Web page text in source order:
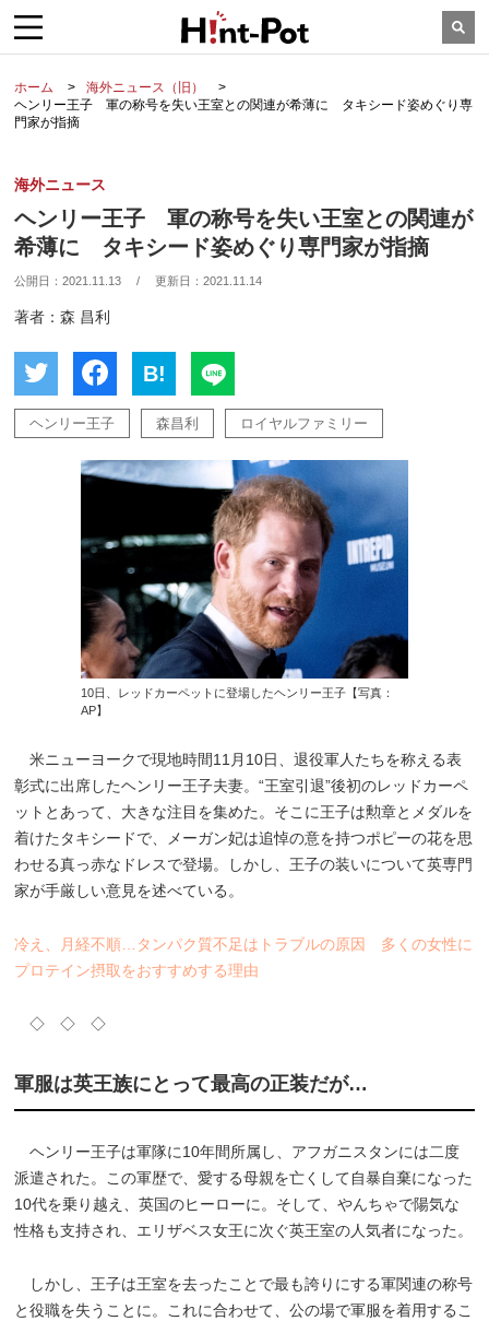
ホーム
海外ニュース（旧）
ヘンリー王子 軍の称号を失い王室との関連が希薄に タキシード姿めぐり専
門家が指摘
海外ニュース
ヘンリー王子 軍の称号を失い王室との関連が
希薄に タキシード姿めぐり専門家が指摘
公開日：2021.11.13 / 更新日：2021.11.14
著者：森 昌利
B!
ヘンリー王子 森昌利 ロイヤルファミリー
10日、レッドカーペットに登場したヘンリー王子【写真：
AP】
米ニューヨークで現地時間11月10日、退役軍人たちを称える表
彰式に出席したヘンリー王子夫妻。“王室引退”後初のレッドカーペ
ットとあって、大きな注目を集めた。そこに王子は勲章とメダルを
着けたタキシードで、メーガン妃は追悼の意を持つポピーの花を思
わせる真っ赤なドレスで登場。しかし、王子の装いについて英専門
家が手厳しい意見を述べている。
冷え、月経不順…タンパク質不足はトラブルの原因 多くの女性に
プロテイン摂取をおすすめする理由
◇ ◇ ◇
軍服は英王族にとって最高の正装だが…
ヘンリー王子は軍隊に10年間所属し、アフガニスタンには二度
派遣された。この軍歴で、愛する母親を亡くして自暴自棄になった
10代を乗り越え、英国のヒーローに。そして、やんちゃで陽気な
性格も支持され、エリザベス女王に次ぐ英王室の人気者になった。
しかし、王子は王室を去ったことで最も誇りにする軍関連の称号
と役職を失うことに。これに合わせて、公の場で軍服を着用するこ